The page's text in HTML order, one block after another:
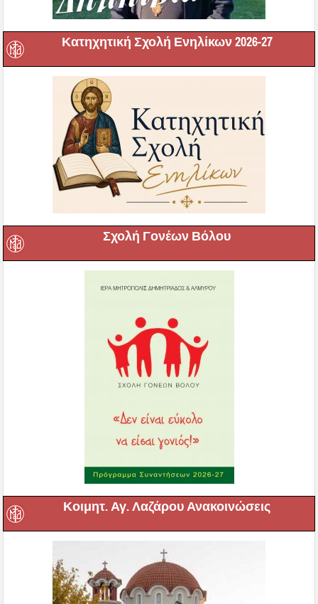
Κατηχητική Σχολή Ενηλίκων 2026-27
Σχολή Γονέων Βόλου
Κοιμητ. Αγ. Λαζάρου Ανακοινώσεις